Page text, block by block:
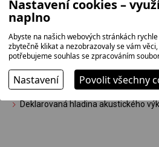
Držadlo pro snadnou manipulaci
Světelná a zvuková signalizace
Vstupní ochranný filtr zachycující
Příkon 60 W
Vhodný pro prostory do 25 m2
Spánkový režim
Délka napájecího kabelu 2 m
Deklarovaná hladina akustického
Nastavení cookies –
naplno
Abyste na našich webových stránkách
zbytečně klikat a nezobrazovaly se vám
potřebujeme souhlas se zpracováním
Nastavení Povolit všechny